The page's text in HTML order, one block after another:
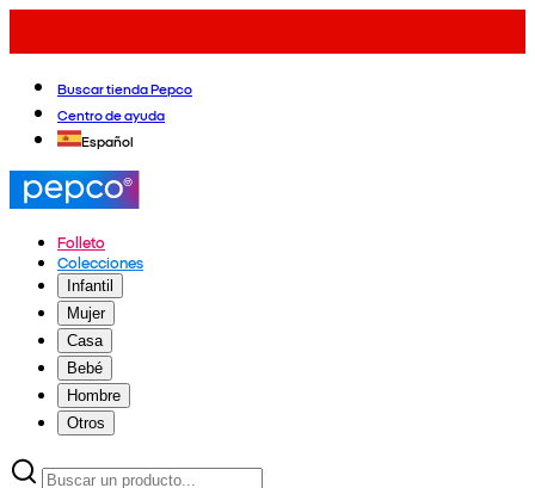
Buscar tienda Pepco
Centro de ayuda
Español
Folleto
Colecciones
Infantil
Mujer
Casa
Bebé
Hombre
Otros